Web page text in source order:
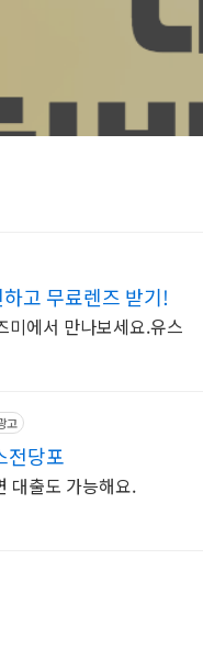
고 무료렌즈 받기!
미에서 만나보세요.유스
고
전당포
대출도 가능해요.